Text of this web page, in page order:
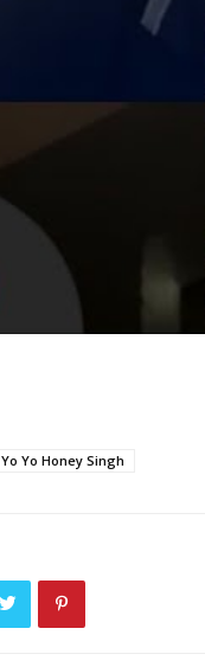
Yo Yo Honey Singh